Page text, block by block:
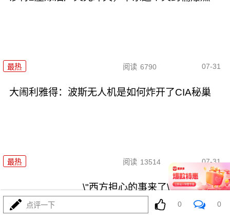
最热 阅读 6790 07-31
大闹利雅得：波斯无人机是如何炸开了CIA秘巢
最热 阅读 13514 07-31
\"西方担心的事来了\"？俄强硬派
点评一下 0 0